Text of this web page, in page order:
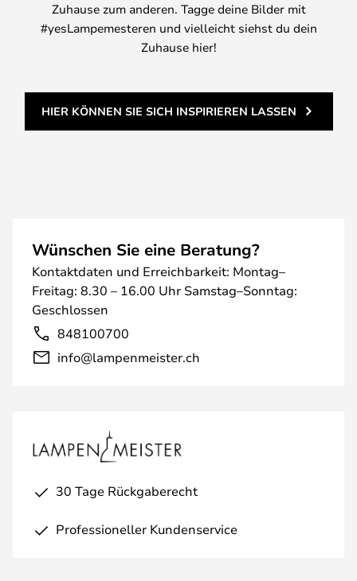
Zuhause zum anderen. Tagge deine Bilder mit
#yesLampemesteren und vielleicht siehst du dein
Zuhause hier!
HIER KÖNNEN SIE SICH INSPIRIEREN LASSEN
Wünschen Sie eine Beratung?
Kontaktdaten und Erreichbarkeit: Montag–
Freitag: 8.30 – 16.00 Uhr Samstag–Sonntag:
Geschlossen
848100700
info@lampenmeister.ch
30 Tage Rückgaberecht
Professioneller Kundenservice